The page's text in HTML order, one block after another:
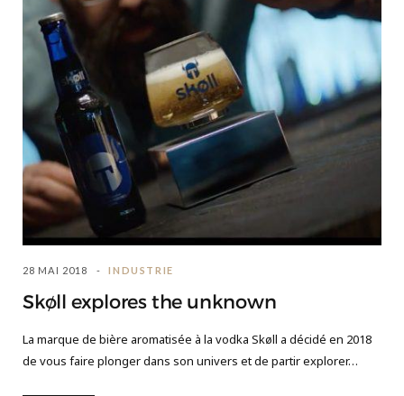
28 MAI 2018 INDUSTRIE
Skøll explores the unknown
La marque de bière aromatisée à la vodka Skøll a décidé en 2018
de vous faire plonger dans son univers et de partir explorer…